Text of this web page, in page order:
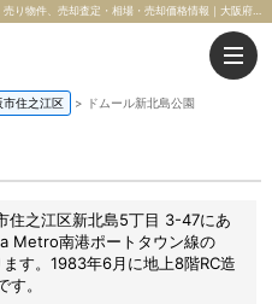
ドムール新北島公園｜平林駅の中古マンション購入・売り物件、売却査定・相場・売却価格情報｜大阪府大阪市住之江区新北島5丁目 3-47のマンション情報｜株式会社トレボル
市住之江区 ドムール新北島公園
住之江区新北島5丁目 3-47にあ
Metro南港ポートタウン線の
す。1983年6月に地上8階RC造
。